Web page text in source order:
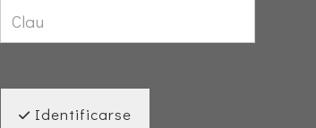
Identificarse